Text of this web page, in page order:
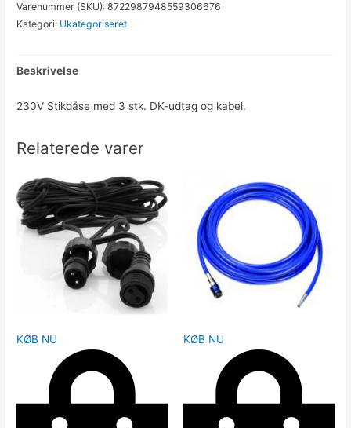
Varenummer (SKU):8722987948559306676
Kategori: Ukategoriseret
Beskrivelse
230V Stikdåse med 3 stk. DK-udtag og kabel.
Relaterede varer
KØB NU KØB NU